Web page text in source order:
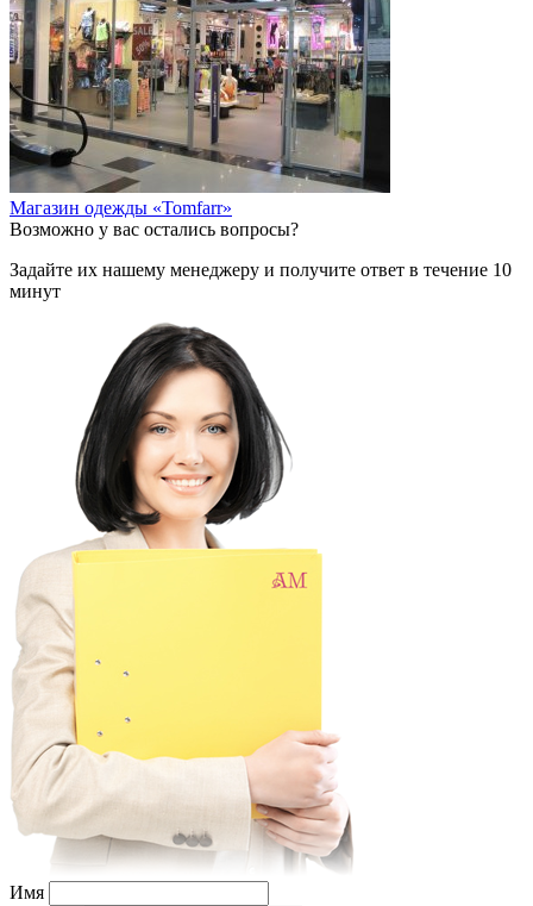
Магазин одежды «Tomfarr»
Возможно у вас остались вопросы?
Задайте их нашему менеджеру и получите ответ в течение 10
минут
Имя